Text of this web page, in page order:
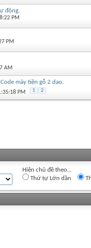
động.
PM
PM
AM
máy tiện gỗ 2 dao.
PM 1 2
Hiện chủ đề theo...
Thứ tự Lớn dần